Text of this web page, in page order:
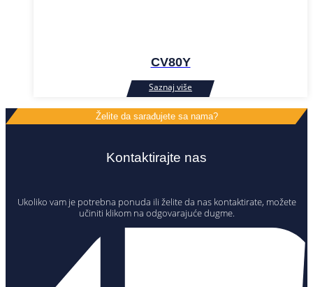
CV80Y
Želite da sarađujete sa nama?
Kontaktirajte nas
Ukoliko vam je potrebna ponuda ili želite da nas kontaktirate, možete
učiniti klikom na odgovarajuće dugme.